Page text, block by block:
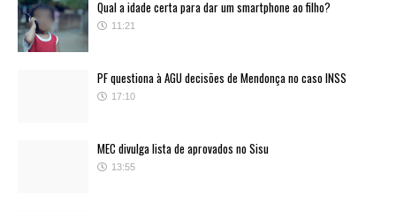
Qual a idade certa para dar um smartphone ao filho?
11:21
PF questiona à AGU decisões de Mendonça no caso INSS
17:10
MEC divulga lista de aprovados no Sisu
13:55